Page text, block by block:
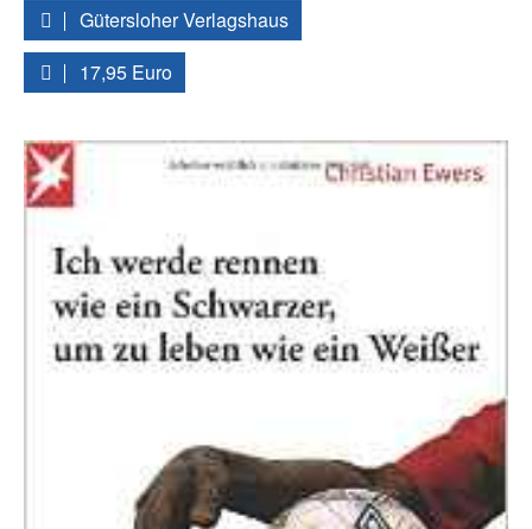
Gütersloher Verlagshaus
17,95 Euro